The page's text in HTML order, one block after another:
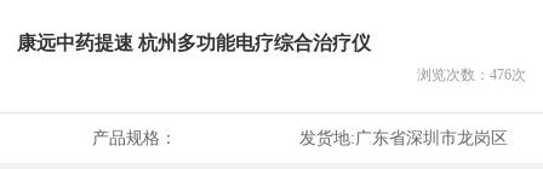
康远中药提速 杭州多功能电疗综合治疗仪
浏览次数： 476次
产品规格： 发货地:广东省深圳市龙岗区